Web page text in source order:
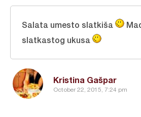
Kristina Gašpar
October 22, 2015, 7:24 pm
Salata umesto slatkiša
slatkastog ukusa